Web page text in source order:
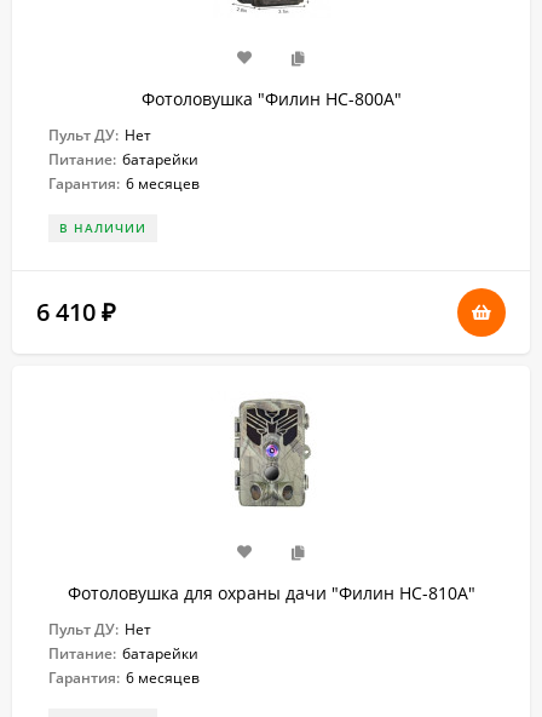
Фотоловушка "Филин HC-800A"
Пульт ДУ: Нет
Питание: батарейки
Гарантия: 6 месяцев
В НАЛИЧИИ
6 410 ₽
Фотоловушка для охраны дачи "Филин HC-810A"
Пульт ДУ: Нет
Питание: батарейки
Гарантия: 6 месяцев